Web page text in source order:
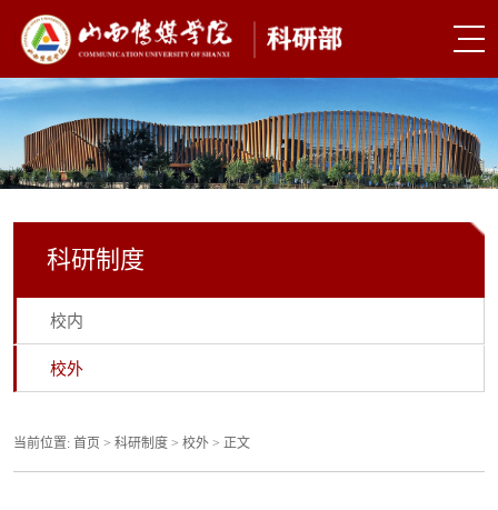
科研制度
校内
校外
当前位置: 首页 > 科研制度 > 校外 > 正文